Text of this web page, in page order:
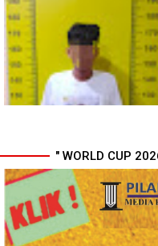
Gubsu Bobby Pastikan Pasien
Rujukan dari Nias Tak
Terkendala Biaya Perjalanan
dan Rumah Singgah di Medan
Polresta Deli Serdang Bekuk
Dua orang Pengedar Narkoba
di Pagar Merbau
" WORLD CUP